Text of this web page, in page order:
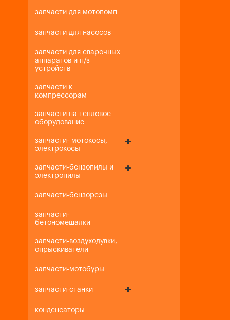
запчасти для мотопомп
запчасти для насосов
запчасти для сварочных
аппаратов и п/з
устройств
запчасти к
компрессорам
запчасти на тепловое
оборудование
запчасти- мотокосы,
электрокосы
запчасти-бензопилы и
электропилы
запчасти-бензорезы
запчасти-
бетономешалки
запчасти-воздуходувки,
опрыскиватели
запчасти-мотобуры
запчасти-станки
конденсаторы